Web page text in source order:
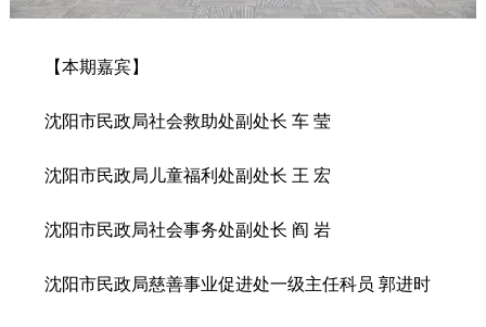
【本期嘉宾】
沈阳市民政局社会救助处副处长 车 莹
沈阳市民政局儿童福利处副处长 王 宏
沈阳市民政局社会事务处副处长 阎 岩
沈阳市民政局慈善事业促进处一级主任科员 郭进时